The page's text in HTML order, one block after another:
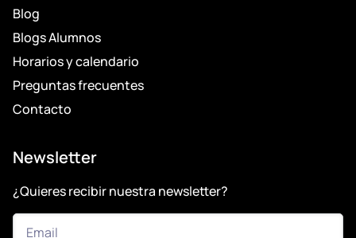
Blog
Blogs Alumnos
Horarios y calendario
Preguntas frecuentes
Contacto
Newsletter
¿Quieres recibir nuestra newsletter?